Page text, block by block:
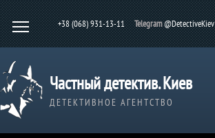
+38 (068) 931-13-11 Telegram@DetectiveKiev
Частный детектив. Киев
ДЕТЕКТИВНОЕ АГЕНТСТВО